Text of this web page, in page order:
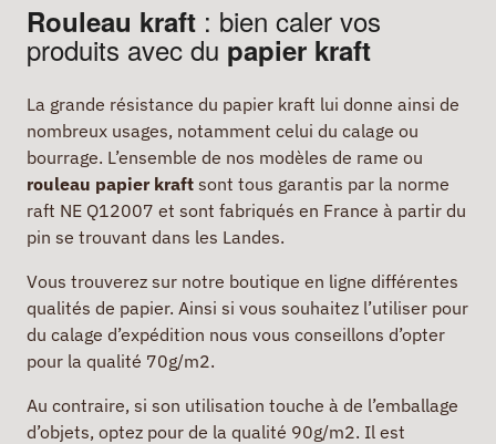
Rouleau kraft : bien caler vos
produits avec du papier kraft
La grande résistance du papier kraft lui donne ainsi de
nombreux usages, notamment celui du calage ou
bourrage. L’ensemble de nos modèles de rame ou
rouleau papier kraft sont tous garantis par la norme
raft NE Q12007 et sont fabriqués en France à partir du
pin se trouvant dans les Landes.
Vous trouverez sur notre boutique en ligne différentes
qualités de papier. Ainsi si vous souhaitez l’utiliser pour
du calage d’expédition nous vous conseillons d’opter
pour la qualité 70g/m2.
Au contraire, si son utilisation touche à de l’emballage
d’objets, optez pour de la qualité 90g/m2. Il est